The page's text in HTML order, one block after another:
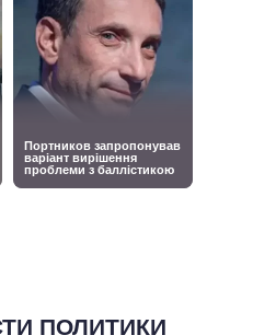
ПОЛИТИКИ